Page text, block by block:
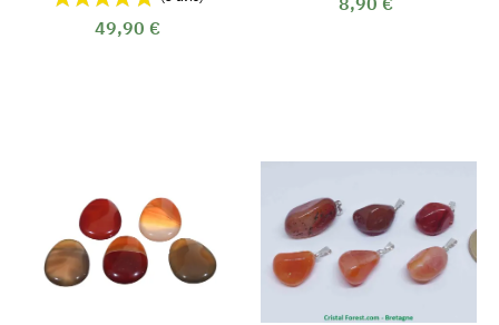
(11 avis)
49,90 €